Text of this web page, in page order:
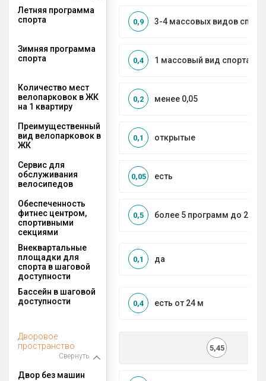
Летняя программа
спорта
3-4 массовых видов
0,9
Зимняя программа
спорта
1 массовый вид спорта
0,4
Количество мест
велопарковок в ЖК
на 1 квартиру
менее 0,05
0,2
Преимущественный
вид велопарковок в
ЖК
открытые
0,1
Сервис для
обслуживания
велосипедов
есть
0,05
Обеспеченность
фитнес центром,
спортивными
секциями
более 5 программ до 2 км
0,5
Внеквартальные
площадки для
спорта в шаговой
доступности
да
0,1
Бассейн в шаговой
доступности
есть от 24 м
0,4
Дворовое
пространство
Свернуть
5,45
Двор без машин